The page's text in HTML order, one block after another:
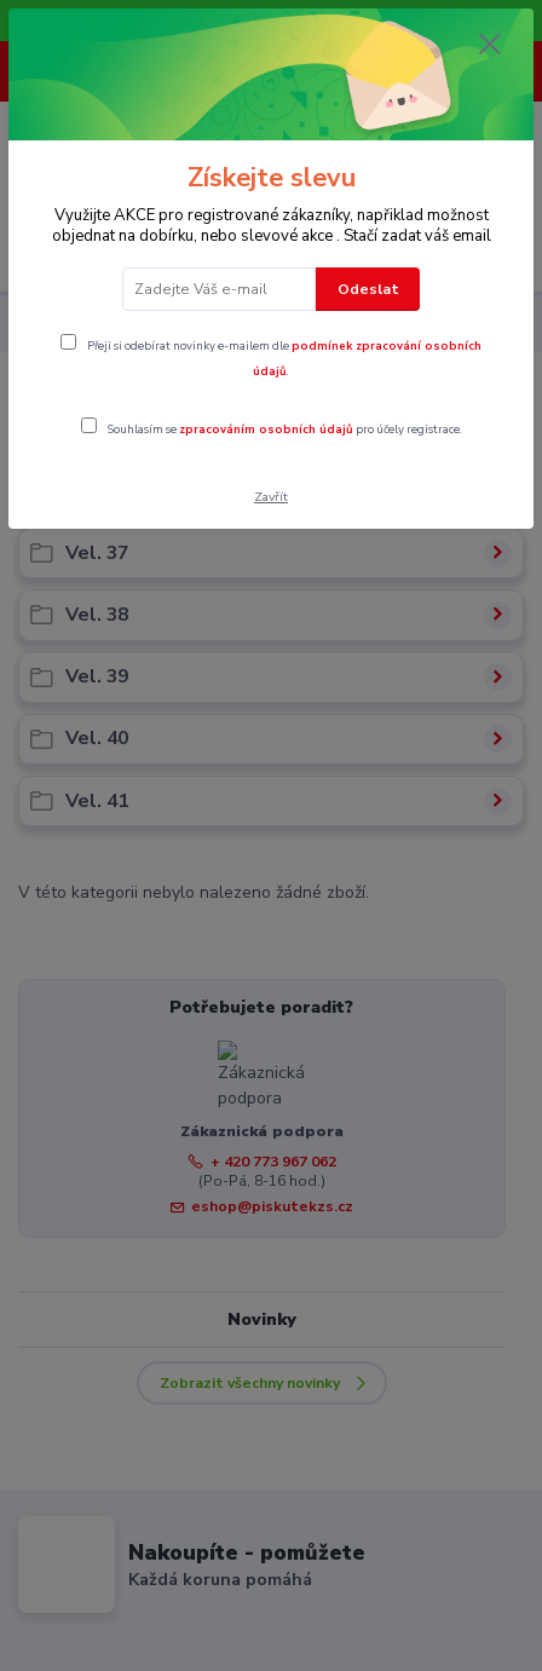
Vítáme Vás na našem e-shopu,. Stále doplňujeme nové produkty.
Menu
(Po-Pá, 8-16 hod.)
0
Vel. 37
Vel. 38
Vel. 39
Vel. 40
Vel. 41
V této kategorii nebylo nalezeno žádné zboží.
Potřebujete poradit?
Zákaznická podpora
+ 420 773 967 062
(Po-Pá, 8-16 hod.)
eshop@piskutekzs.cz
Novinky
Zobrazit všechny novinky
Nakoupíte - pomůžete
Každá koruna pomáhá
Získejte slevu
Využijte AKCE pro registrované zákazníky, napřiklad možnost
objednat na dobírku, nebo slevové akce . Stačí zadat váš email
Odeslat
Přeji si odebírat novinky e-mailem dlepodmínek zpracování osobních
údajů.
Souhlasím se zpracováním osobních údajů pro účely registrace.
Zavřít